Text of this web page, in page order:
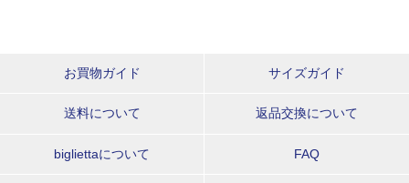
お買物ガイド サイズガイド
送料について 返品交換について
bigliettaについて FAQ